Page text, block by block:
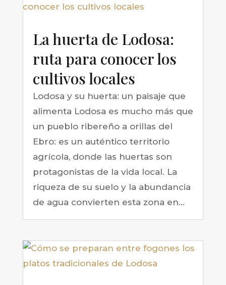
La huerta de Lodosa:
ruta para conocer los
cultivos locales
Lodosa y su huerta: un paisaje que
alimenta Lodosa es mucho más que
un pueblo ribereño a orillas del
Ebro: es un auténtico territorio
agrícola, donde las huertas son
protagonistas de la vida local. La
riqueza de su suelo y la abundancia
de agua convierten esta zona en...